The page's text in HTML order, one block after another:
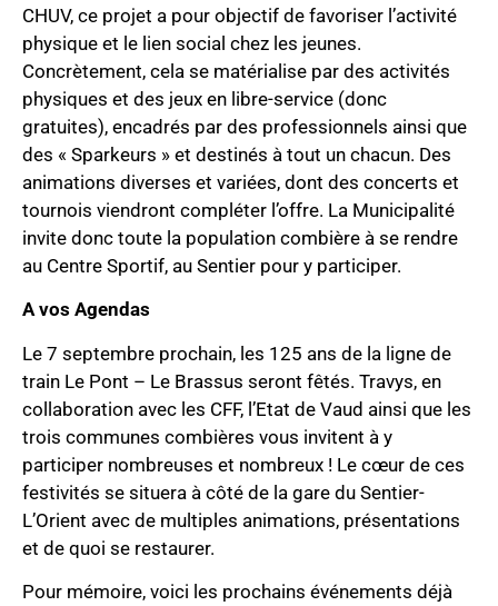
CHUV, ce projet a pour objectif de favoriser l’activité
physique et le lien social chez les jeunes.
Concrètement, cela se matérialise par des activités
physiques et des jeux en libre-service (donc
gratuites), encadrés par des professionnels ainsi que
des « Sparkeurs » et destinés à tout un chacun. Des
animations diverses et variées, dont des concerts et
tournois viendront compléter l’offre. La Municipalité
invite donc toute la population combière à se rendre
au Centre Sportif, au Sentier pour y participer.
A vos Agendas
Le 7 septembre prochain, les 125 ans de la ligne de
train Le Pont – Le Brassus seront fêtés. Travys, en
collaboration avec les CFF, l’Etat de Vaud ainsi que les
trois communes combières vous invitent à y
participer nombreuses et nombreux ! Le cœur de ces
festivités se situera à côté de la gare du Sentier-
L’Orient avec de multiples animations, présentations
et de quoi se restaurer.
Pour mémoire, voici les prochains événements déjà